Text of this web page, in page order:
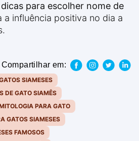
dicas para escolher nome de
a influência positiva no dia a
Compartilhar em:
SIAMESES
DE GATO SIAMÊS
PARA GATO
GATOS SIAMESES
FAMOSOS